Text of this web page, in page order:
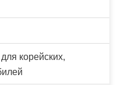
корейских,